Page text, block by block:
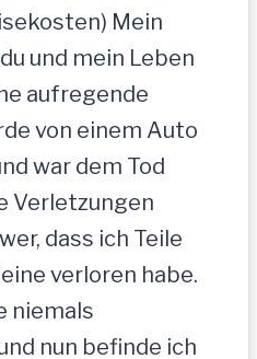
Mein
und mein Leben
aufregende
von einem Auto
war dem Tod
Verletzungen
dass ich Teile
verloren habe.
niemals
nun befinde ich